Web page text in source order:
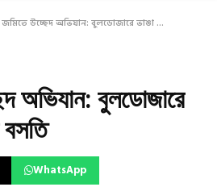
উচ্ছেদ অভিযান: বুলডোজারে ভাঙা ...
অভিযান: বুলডোজারে
WhatsApp